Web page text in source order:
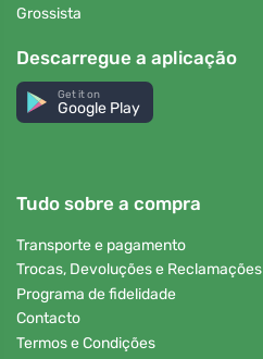
Grossista
Descarregue a aplicação
Get it on
Google Play
Tudo sobre a compra
Transporte e pagamento
Trocas, Devoluções e Reclamações
Programa de fidelidade
Contacto
Termos e Condições